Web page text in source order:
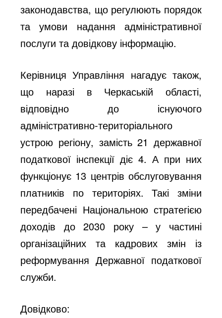
законодавства, що регулюють порядок
та умови надання адміністративної
послуги та довідкову інформацію.
Керівниця Управління нагадує також,
що наразі в Черкаській області,
відповідно до існуючого
адміністративно-територіального
устрою регіону, замість 21 державної
податкової інспекції діє 4. А при них
функціонує 13 центрів обслуговування
платників по територіях. Такі зміни
передбачені Національною стратегією
доходів до 2030 року – у частині
організаційних та кадрових змін із
реформування Державної податкової
служби.
Довідково: